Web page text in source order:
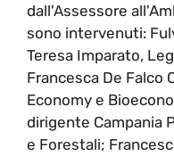
dall'Assessore
sono intervenuti:
Teresa Imparato,
Francesca De Falco
Economy e
dirigente Campania
e Forestali;